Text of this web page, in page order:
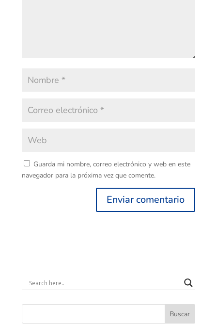
Guarda mi nombre, correo electrónico y web en este
navegador para la próxima vez que comente.
Buscar